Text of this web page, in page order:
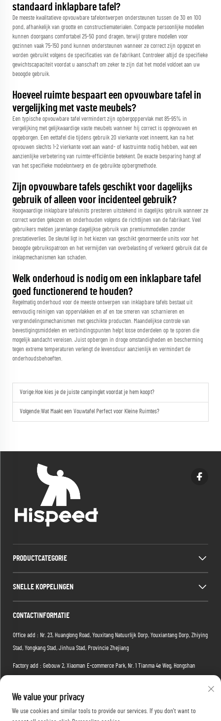
standaard inklapbare tafel?
De meeste kwalitatieve opvouwbare tafelontwerpen ondersteunen tussen de 30 en 100
pond, afhankelijk van grootte en constructiematerialen. Compacte persoonlijke modellen
kunnen doorgaans comfortabel 25-50 pond dragen, terwijl grotere modellen voor
gezinnen vaak 75-150 pond kunnen ondersteunen wanneer ze correct zijn opgezet en
worden gebruikt volgens de specificaties van de fabrikant. Controleer altijd de specifieke
gewichtscapaciteit voordat u aanschaft om zeker te zijn dat het model voldoet aan uw
beoogde gebruik.
Hoeveel ruimte bespaart een opvouwbare tafel in
vergelijking met vaste meubels?
Een typische opvouwbare tafel vermindert zijn opbergoppervlak met 85-95% in
vergelijking met gelijkwaardige vaste meubels wanneer hij correct is opgevouwen en
opgeborgen. Een eettafel die tijdens gebruik 20 vierkante voet inneemt, kan na het
opvouwen slechts 1-2 vierkante voet aan wand- of kastruimte nodig hebben, wat een
aanzienlijke verbetering van ruimte-efficiëntie betekent. De exacte besparing hangt af
van het specifieke modelontwerp en de gebruikte opbergmethode.
Zijn opvouwbare tafels geschikt voor dagelijks
gebruik of alleen voor incidenteel gebruik?
Hoogwaardige inklapbare tafelunits presteren uitstekend in dagelijks gebruik wanneer ze
correct worden gekozen en onderhouden volgens de richtlijnen van de fabrikant. Veel
gebruikers melden jarenlange dagelijkse gebruik van premiummodellen zonder
prestatieverlies. De sleutel ligt in het kiezen van geschikt genormeerde units voor het
beoogde gebruikspatroon en het vermijden van overbelasting of verkeerd gebruik dat de
inklapmechanismen kan schaden.
Welk onderhoud is nodig om een inklapbare tafel
goed functionerend te houden?
Regelmatig onderhoud voor de meeste ontwerpen van inklapbare tafels bestaat uit
eenvoudig reinigen van oppervlakken en af en toe smeren van scharnieren en
vergrendelingsmechanismen met geschikte producten. Maandelijkse controle van
bevestigingsmiddelen en verbindingspunten helpt losse onderdelen op te sporen die
mogelijk aandacht vereisen. Juist opbergen in droge omstandigheden en bescherming
tegen extreme temperaturen verlengt de levensduur aanzienlijk en vermindert de
onderhoudsbehoeften.
Vorige:Hoe kies je de juiste campinglet voordat je hem koopt?
Volgende:Wat Maakt een Vouwtafel Perfect voor Kleine Ruimtes?
PRODUCTCATEGORIE
SNELLE KOPPELINGEN
CONTACTINFORMATIE
Office add : Nr. 23, Huanglong Road, Youxitang Natuurlijk Dorp, Youxiantang Dorp, Zhiying
Stad, Yongkang Stad, Jinhua Stad, Provincie Zhejiang
Factory add : Gebouw 2, Xiaoman E-commerce Park, Nr. 1 Tianma 4e Weg, Hongshan
E-mail:[email protected]
Tel: +86-15088234353
We value your privacy
We use cookies and similar tools to provide our services. If you don't want to